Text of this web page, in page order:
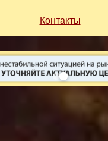
Контакты